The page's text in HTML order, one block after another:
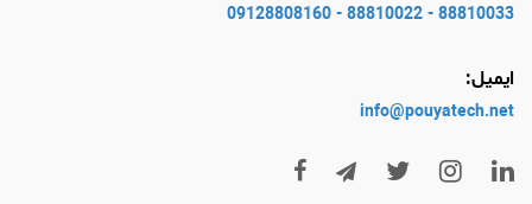
88810033 - 88810022 - 09128808160
ایمیل:
info@pouyatech.net